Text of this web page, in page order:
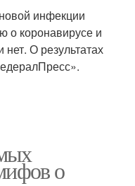
инфекции
о коронавирусе и
О результатах
о